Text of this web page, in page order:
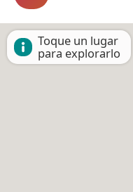
Toque un lugar
para explorarlo